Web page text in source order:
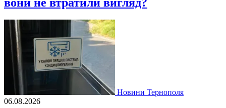
Новини Тернополя
06.08.2026